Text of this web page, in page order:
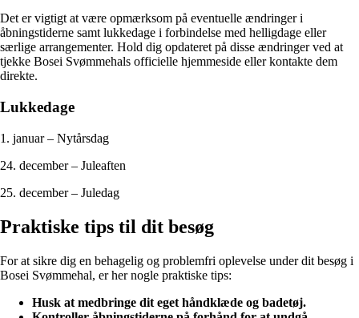
Det er vigtigt at være opmærksom på eventuelle ændringer i
åbningstiderne samt lukkedage i forbindelse med helligdage eller
særlige arrangementer. Hold dig opdateret på disse ændringer ved at
tjekke Bosei Svømmehals officielle hjemmeside eller kontakte dem
direkte.
Lukkedage
1. januar – Nytårsdag
24. december – Juleaften
25. december – Juledag
Praktiske tips til dit besøg
For at sikre dig en behagelig og problemfri oplevelse under dit besøg i
Bosei Svømmehal, er her nogle praktiske tips:
Husk at medbringe dit eget håndklæde og badetøj.